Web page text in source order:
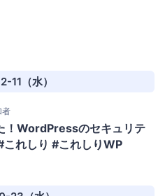
11（水）
者
！WordPressのセキュリテ
これしり #これしりWP